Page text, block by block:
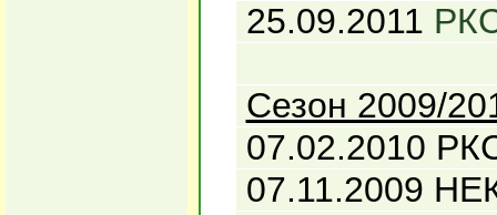
25.09.2011
Сезон 2009/
07.02.2010
07.11.2009